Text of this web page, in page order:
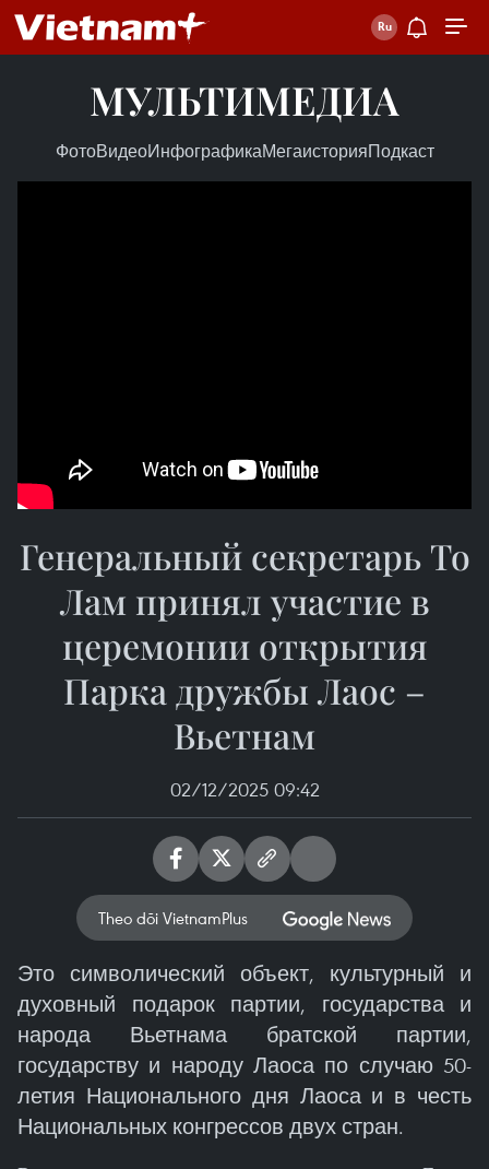
МУЛЬТИМЕДИА
ФотоВидеоИнфографикаМегаисторияПодкаст
Генеральный секретарь То
Лам принял участие в
церемонии открытия
Парка дружбы Лаос –
Вьетнам
02/12/2025 09:42
Theo dõi VietnamPlus
Это символический объект, культурный и
духовный подарок партии, государства и
народа Вьетнама братской партии,
государству и народу Лаоса по случаю 50-
летия Национального дня Лаоса и в честь
Национальных конгрессов двух стран.